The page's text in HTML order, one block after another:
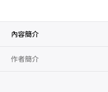
內容簡介
作者簡介